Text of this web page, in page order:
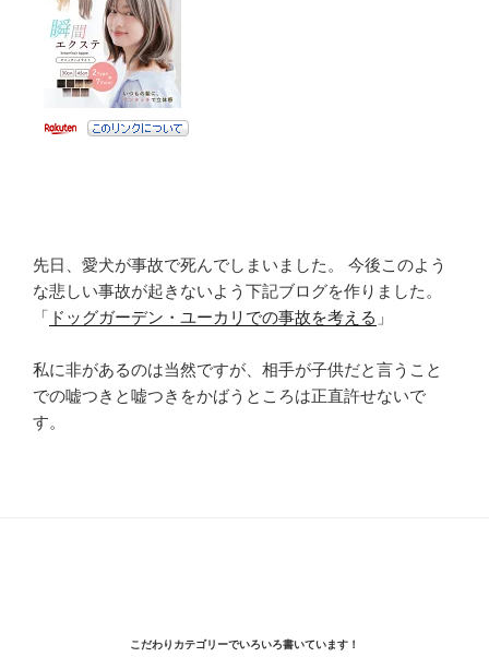
先日、愛犬が事故で死んでしまいました。 今後このよう
な悲しい事故が起きないよう下記ブログを作りました。
「 ドッグガーデン・ユーカリでの事故を考える 」
私に非があるのは当然ですが、相手が子供だと言うこと
での嘘つきと嘘つきをかばうところは正直許せないで
す。
こだわりカテゴリーでいろいろ書いています！